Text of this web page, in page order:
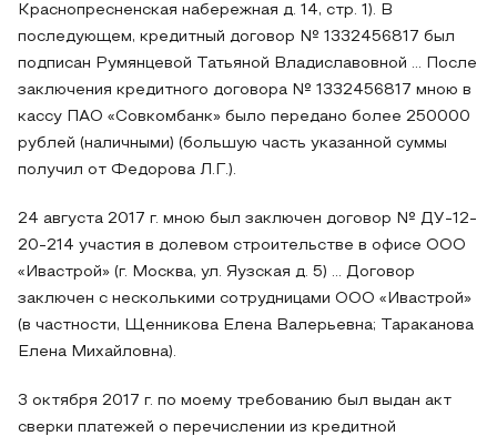
Краснопресненская набережная д. 14, стр. 1). В
последующем, кредитный договор № 1332456817 был
подписан Румянцевой Татьяной Владиславовной ... После
заключения кредитного договора № 1332456817 мною в
кассу ПАО «Совкомбанк» было передано более 250000
рублей (наличными) (большую часть указанной суммы
получил от Федорова Л.Г.).
24 августа 2017 г. мною был заключен договор № ДУ-12-
20-214 участия в долевом строительстве в офисе ООО
«Ивастрой» (г. Москва, ул. Яузская д. 5) ... Договор
заключен с несколькими сотрудницами ООО «Ивастрой»
(в частности, Щенникова Елена Валерьевна; Тараканова
Елена Михайловна).
3 октября 2017 г. по моему требованию был выдан акт
сверки платежей о перечислении из кредитной